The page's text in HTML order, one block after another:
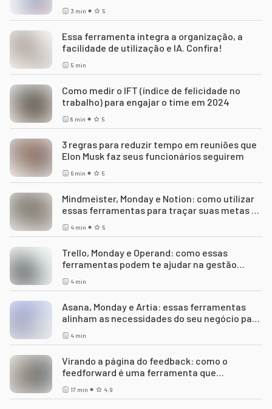
3 min 5
Essa ferramenta integra a organização, a
facilidade de utilização e IA. Confira!
5 min
Como medir o IFT (índice de felicidade no
trabalho) para engajar o time em 2024
8 min 5
3 regras para reduzir tempo em reuniões que
Elon Musk faz seus funcionários seguirem
6 min 5
Mindmeister, Monday e Notion: como utilizar
essas ferramentas para traçar suas metas de
2024
4 min 5
Trello, Monday e Operand: como essas
ferramentas podem te ajudar na gestão
eficiente de projetos
4 min
Asana, Monday e Artia: essas ferramentas
alinham as necessidades do seu negócio para
otimizar tempo
4 min
Virando a página do feedback: como o
feedforward é uma ferramenta que
impulsiona o engajamento e a produtividade
de times?
17 min 4.9